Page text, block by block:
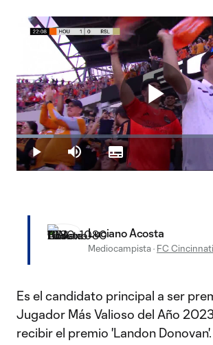
Play Mute
Loaded:
13.43%
Subtitles
Luciano Acosta
Mediocampista· FC Cincinnati
Es el candidato principal a ser
Jugador Más Valioso del Año
recibir el premio 'Landon Donovan'.